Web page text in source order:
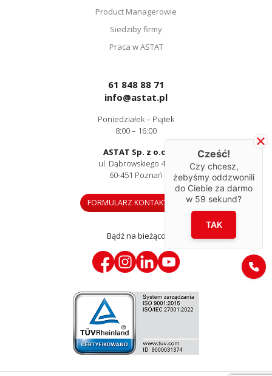
Product Managerowie
Siedziby firmy
Praca w ASTAT
61 848 88 71
info@astat.pl
Poniedziałek – Piątek
8:00 – 16:00
ASTAT Sp. z o.o.
ul. Dąbrowskiego 441
60-451 Poznań
FORMULARZ KONTAKTOWY
Bądź na bieżąco
Cześć!
Czy chcesz,
żebyśmy oddzwonili
do Ciebie za darmo
w 59 sekund?
TAK